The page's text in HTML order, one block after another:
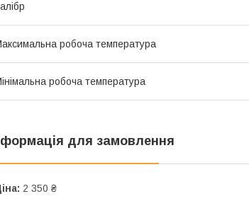
робоча температура
робоча температура
для замовлення
2 350 ₴